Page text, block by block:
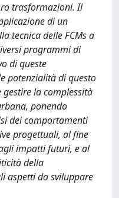
trasformazioni. Il
di un
tecnica delle FCMs a
programmi di
di queste
potenzialità di questo
la complessità
ponendo
dei comportamenti
progettuali, al fine
impatti futuri, e al
della
aspetti da sviluppare